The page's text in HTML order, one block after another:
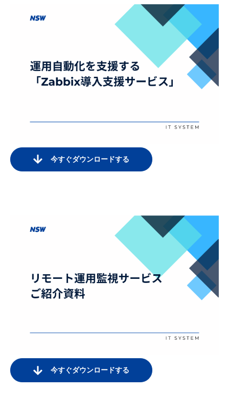
今すぐダウンロードする
今すぐダウンロードする